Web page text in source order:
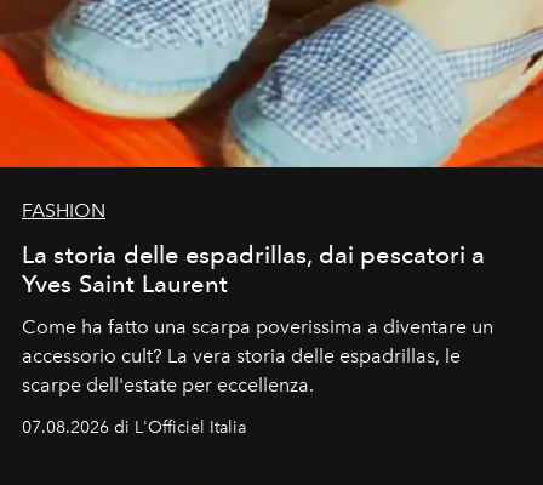
FASHION
La storia delle espadrillas, dai pescatori a
Yves Saint Laurent
Come ha fatto una scarpa poverissima a diventare un
accessorio cult? La vera storia delle espadrillas, le
scarpe dell'estate per eccellenza.
07.08.2026 di L'Officiel Italia